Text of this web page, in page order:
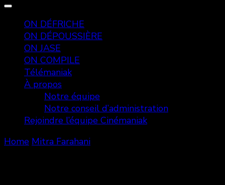
ON DÉFRICHE
ON DÉPOUSSIÈRE
ON JASE
ON COMPILE
Télémaniak
À propos
Notre équipe
Notre conseil d’administration
Rejoindre l’équipe Cinémaniak
Home Mitra Farahani